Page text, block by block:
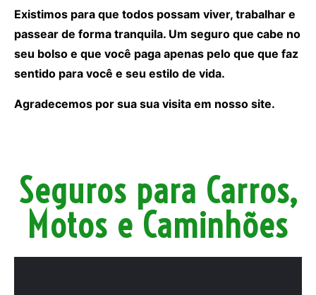
Existimos para que todos possam viver, trabalhar e
passear de forma tranquila. Um seguro que cabe no
seu bolso e que você paga apenas pelo que que faz
sentido para você e seu estilo de vida.
Agradecemos por sua sua visita em nosso site.
Seguros para Carros,
Motos e Caminhões